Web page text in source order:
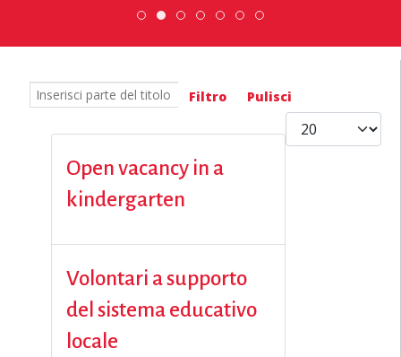
ESC » Volontariato internazionale
Scopri dove sono i nostri
Scambio Giovanile »
DiscoverEu
Inserisci parte del titolo Filtro Pulisci
Visualizza #
Open vacancy in a
kindergarten
Volontari a supporto
del sistema educativo
locale